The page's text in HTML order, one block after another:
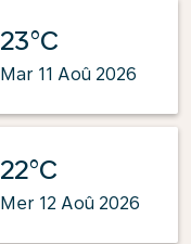
23°C
Mar 11 Aoû 2026
22°C
Mer 12 Aoû 2026